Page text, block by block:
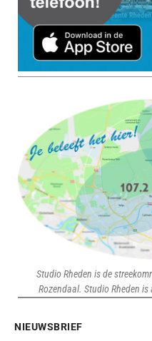
Studio Rheden is de
Rozendaal. Studio Rheden
NIEUWSBRIEF